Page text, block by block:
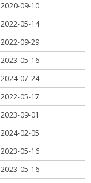
2020-09-10
2022-05-14
2022-09-29
2023-05-16
2024-07-24
2022-05-17
2023-09-01
2024-02-05
2023-05-16
2023-05-16